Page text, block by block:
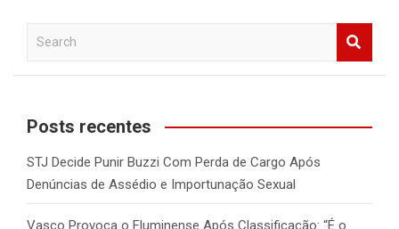
a
c
Posts recentes
STJ Decide Punir Buzzi Com Perda de Cargo Após
Denúncias de Assédio e Importunação Sexual
Vasco Provoca o Fluminense Após Classificação: “É o